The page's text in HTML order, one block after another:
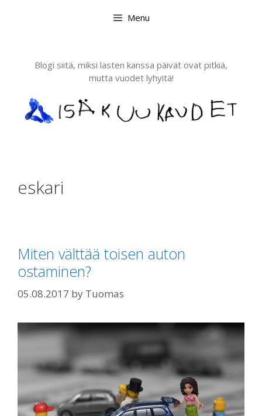
Menu
Blogi siitä, miksi lasten kanssa päivät ovat pitkiä,
mutta vuodet lyhyitä!
eskari
Miten välttää toisen auton
ostaminen?
05.08.2017 by Tuomas